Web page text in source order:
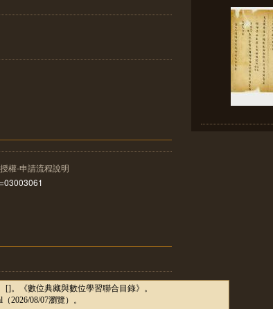
權-申請流程說明